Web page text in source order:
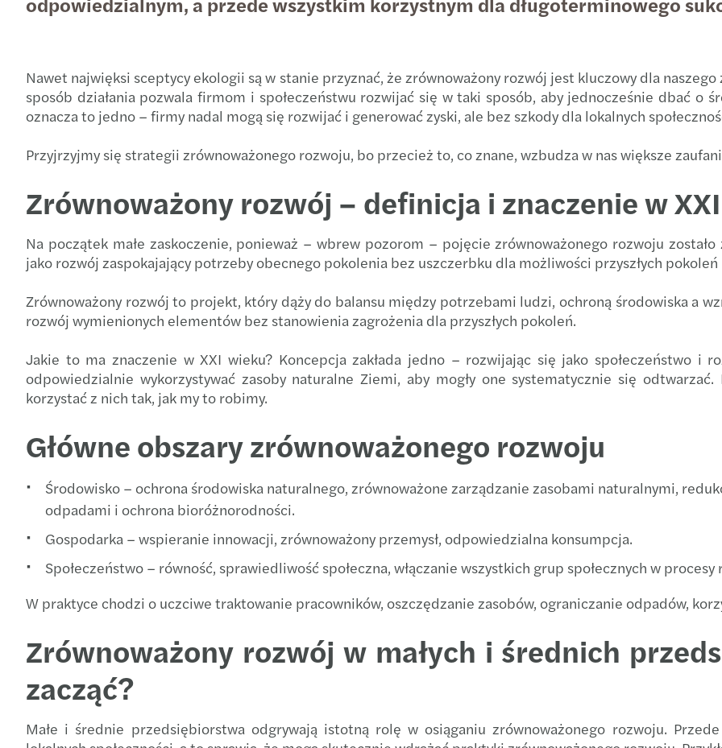
Nowi
Nawet najwięksi sceptycy ekologii są w stanie przyznać, że zrównoważony rozwój jest kluczowy dla naszego
sposób działania pozwala firmom i społeczeństwu rozwijać się w taki sposób, aby jednocześnie dbać o
oznacza to jedno – firmy nadal mogą się rozwijać i generować zyski, ale bez szkody dla lokalnych
Przyjrzyjmy się strategii zrównoważonego rozwoju, bo przecież to, co znane, wzbudza w nas większe
Zrównoważony rozwój – definicja i znaczenie w
Na początek małe zaskoczenie, ponieważ – wbrew pozorom – pojęcie zrównoważonego rozwoju
jako rozwój zaspokajający potrzeby obecnego pokolenia bez uszczerbku dla możliwości przyszłych
Zrównoważony rozwój to projekt, który dąży do balansu między potrzebami ludzi, ochroną środowiska a
rozwój wymienionych elementów bez stanowienia zagrożenia dla przyszłych pokoleń.
Jakie to ma znaczenie w XXI wieku? Koncepcja zakłada jedno – rozwijając się jako społeczeństwo i
odpowiedzialnie wykorzystywać zasoby naturalne Ziemi, aby mogły one systematycznie się
korzystać z nich tak, jak my to robimy.
Główne obszary zrównoważonego rozwoju
Środowisko – ochrona środowiska naturalnego, zrównoważone zarządzanie zasobami naturalnymi,
odpadami i ochrona bioróżnorodności.
Gospodarka – wspieranie innowacji, zrównoważony przemysł, odpowiedzialna konsumpcja.
Społeczeństwo – równość, sprawiedliwość społeczna, włączanie wszystkich grup społecznych w
W praktyce chodzi o uczciwe traktowanie pracowników, oszczędzanie zasobów, ograniczanie odpadów,
Zrównoważony rozwój w małych i średnich
zacząć?
Małe i średnie przedsiębiorstwa odgrywają istotną rolę w osiąganiu zrównoważonego rozwoju.